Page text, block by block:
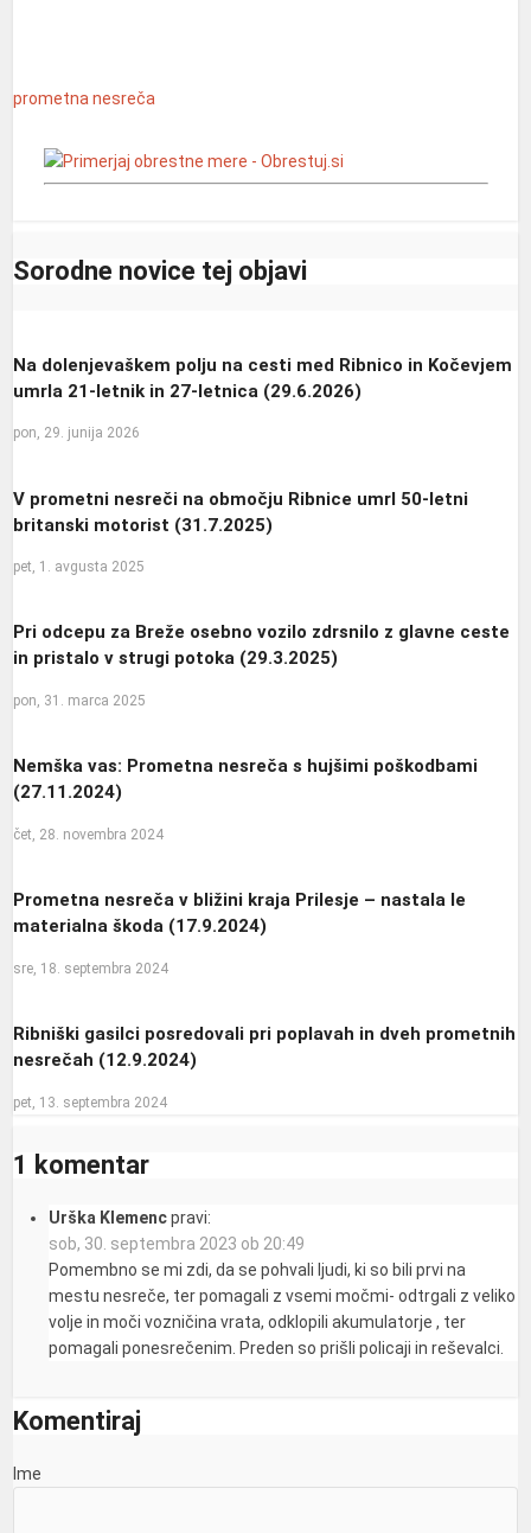
prometna nesreča
Sorodne novice tej objavi
Na dolenjevaškem polju na cesti med Ribnico in Kočevjem
umrla 21-letnik in 27-letnica (29.6.2026)
pon, 29. junija 2026
V prometni nesreči na območju Ribnice umrl 50-letni
britanski motorist (31.7.2025)
pet, 1. avgusta 2025
Pri odcepu za Breže osebno vozilo zdrsnilo z glavne ceste
in pristalo v strugi potoka (29.3.2025)
pon, 31. marca 2025
Nemška vas: Prometna nesreča s hujšimi poškodbami
(27.11.2024)
čet, 28. novembra 2024
Prometna nesreča v bližini kraja Prilesje – nastala le
materialna škoda (17.9.2024)
sre, 18. septembra 2024
Ribniški gasilci posredovali pri poplavah in dveh prometnih
nesrečah (12.9.2024)
pet, 13. septembra 2024
1 komentar
Urška Klemenc pravi:
sob, 30. septembra 2023 ob 20:49
Pomembno se mi zdi, da se pohvali ljudi, ki so bili prvi na
mestu nesreče, ter pomagali z vsemi močmi- odtrgali z veliko
volje in moči vozničina vrata, odklopili akumulatorje , ter
pomagali ponesrečenim. Preden so prišli policaji in reševalci.
Komentiraj
Ime